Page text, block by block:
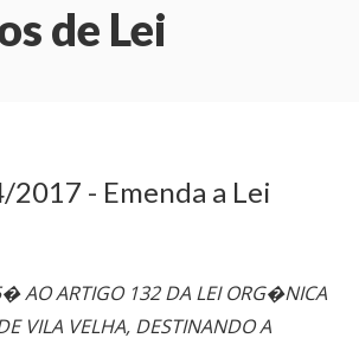
de Lei
- Emenda a Lei
AO ARTIGO 132 DA LEI ORG�NICA
VILA VELHA, DESTINANDO A